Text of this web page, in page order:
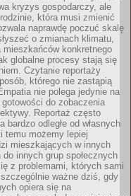
kryzys gospodarczy, ale
która musi zmienić
naprawdę poczuć skalę
o zmianach klimatu,
mieszkańców konkretnego
globalne procesy stają się
Czytanie reportaży
którego nie zastąpią
nie polega jedynie na
do zobaczenia
Reportaż często
bardzo odległe od własnych
temu możemy lepiej
mieszkających w innych
innych grup społecznych
z problemami, których sami
ważne dziś, gdy
opiera się na